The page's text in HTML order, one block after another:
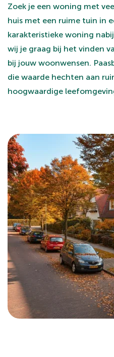
Zoek je een woning met
huis met een ruime tuin in
karakteristieke woning
wij je graag bij het vinden
bij jouw woonwensen.
die waarde hechten aan
hoogwaardige